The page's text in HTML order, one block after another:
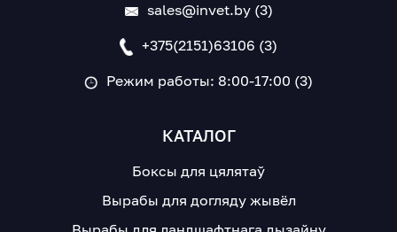
sales@invet.by (3)
+375(2151)63106 (3)
Режим работы: 8:00-17:00 (3)
КАТАЛОГ
Боксы для цялятаў
Вырабы для догляду жывёл